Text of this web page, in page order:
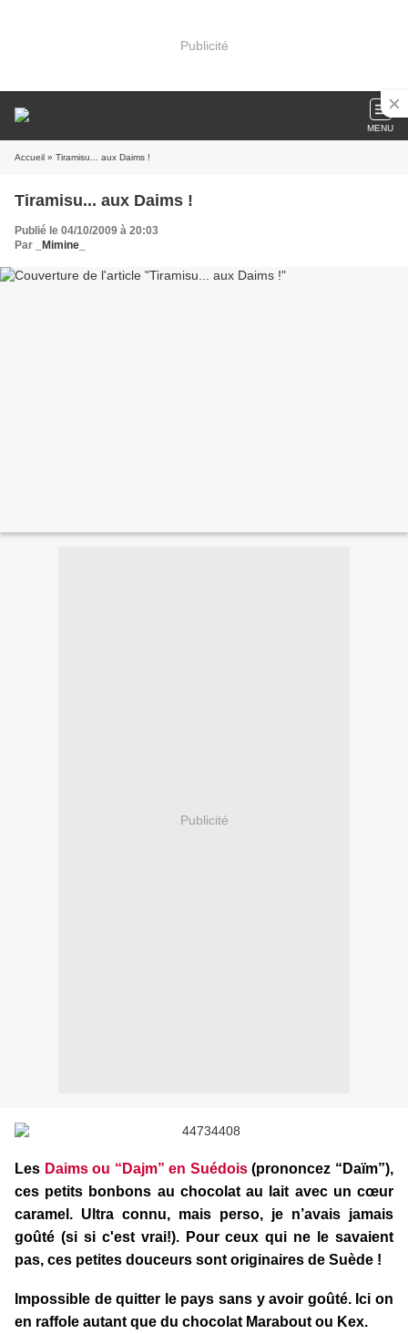
Publicité
MENU
Accueil » Tiramisu... aux Daims !
Tiramisu... aux Daims !
Publié le 04/10/2009 à 20:03
Par
_Mimine_
Publicité
Les Daims ou “Dajm” en Suédois(prononcez “Daïm”),
ces petits bonbons au chocolat au lait avec un cœur
caramel. Ultra connu, mais perso, je n’avais jamais
goûté (si si c'est vrai!). Pour ceux qui ne le savaient
pas, ces petites douceurs sont originaires de Suède !
Impossible de quitter le pays sans y avoir goûté. Ici on
en raffole autant que du chocolat Marabout ou Kex.